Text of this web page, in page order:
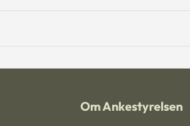
Om Ankestyrelsen